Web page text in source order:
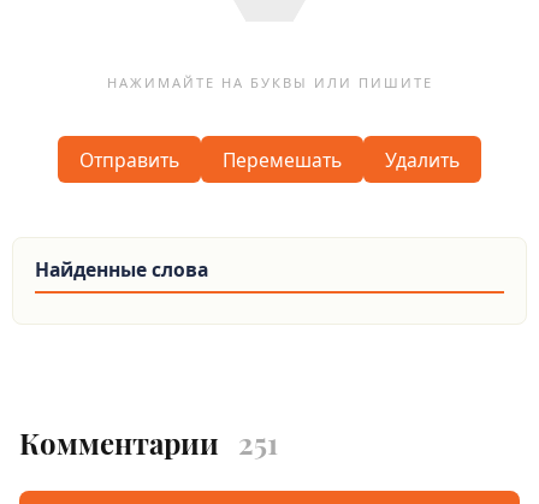
Отправить Перемешать Удалить
Найденные слова
Комментарии 251